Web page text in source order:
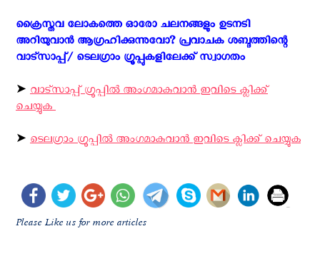
ക്രൈസ്തവ ലോകത്തെ ഓരോ ചലനങ്ങളും ഉടനടി
അറിയുവാന്‍ ആഗ്രഹിക്കുന്നുവോ? പ്രവാചക ശബ്ദത്തിന്റെ
വാട്സാപ്പ്/ ടെലഗ്രാം ഗ്രൂപ്പുകളിലേക്ക് സ്വാഗതം ‍
➤ വാട്സാപ്പ് ഗ്രൂപ്പിൽ അംഗമാകുവാൻ ഇവിടെ ക്ലിക്ക്
ചെയ്യുക
➤ ടെലഗ്രാം ഗ്രൂപ്പിൽ അംഗമാകുവാൻ ഇവിടെ ക്ലിക്ക് ചെയ്യുക
Please Like us for more articles